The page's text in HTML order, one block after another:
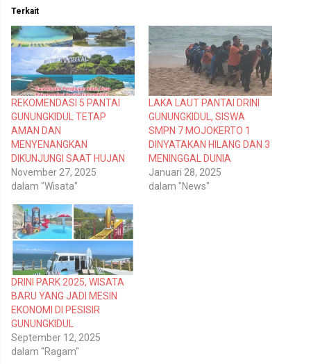
t
u
k
e
r
b
a
g
i
p
a
d
a
T
w
t
t
e
r
M
e
m
b
u
k
a
d
i
j
e
n
d
e
l
a
y
a
k
m
e
m
b
a
g
i
k
a
d
F
a
c
b
o
k
(
M
e
m
b
u
k
a
d
i
j
e
d
e
l
a
Terkait
REKOMENDASI 5 PANTAI
GUNUNGKIDUL TETAP
AMAN DAN
MENYENANGKAN
DIKUNJUNGI SAAT HUJAN
November 27, 2025
dalam "Wisata"
LAKA LAUT PANTAI DRINI
GUNUNGKIDUL, SISWA
SMPN 7 MOJOKERTO 1
DINYATAKAN HILANG DAN 3
MENINGGAL DUNIA
Januari 28, 2025
dalam "News"
DRINI PARK 2025, WISATA
BARU YANG JADI MESIN
EKONOMI DI PESISIR
GUNUNGKIDUL
September 12, 2025
dalam "Ragam"